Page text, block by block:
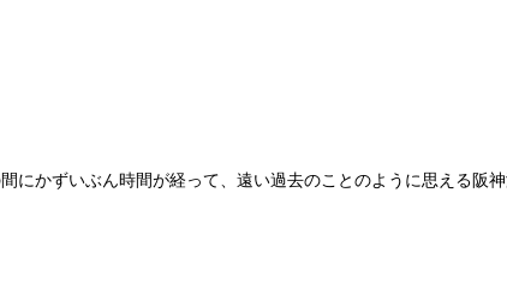
にかずいぶん時間が経って、遠い過去のことのように思える阪